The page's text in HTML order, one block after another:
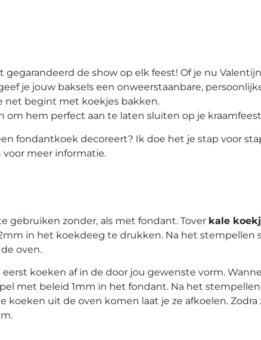
gegarandeerd de show op elk feest! Of je nu
je jouw baksels een onweerstaanbare,
net begint met koekjes bakken.
hem perfect aan te laten sluiten op je
fondantkoek decoreert? Ik doe het je stap voor
voor meer informatie.
gebruiken zonder, als met fondant. Tover kale
in het koekdeeg te drukken. Na het
oven.
eerst koeken af in de door jou gewenste vorm.
met beleid 1mm in het fondant. Na het
uit de oven komen laat je ze afkoelen.